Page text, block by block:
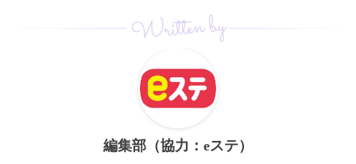
Written by
編集部（協力：eステ）